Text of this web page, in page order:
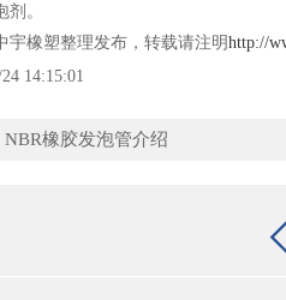
。
塑整理发布，转载请注明http://
14:15:01
NBR橡胶发泡管介绍